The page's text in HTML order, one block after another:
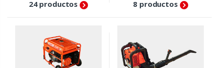
24 productos
8 productos